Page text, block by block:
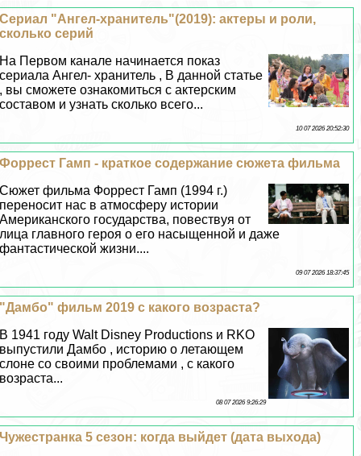
Сериал "Ангел-хранитель"(2019): актеры и роли,
сколько серий
На Первом канале начинается показ
сериала Ангел- хранитель , В данной статье
, вы сможете ознакомиться с актерским
составом и узнать сколько всего...
10 07 2026 20:52:30
Форрест Гамп - краткое содержание сюжета фильма
Сюжет фильма Форрест Гамп (1994 г.)
переносит нас в атмосферу истории
Американского государства, повествуя от
лица главного героя о его насыщенной и даже
фантастической жизни....
09 07 2026 18:37:45
"Дамбо" фильм 2019 с какого возраста?
В 1941 году Walt Disney Productions и RKO
выпустили Дамбо , историю о летающем
слоне со своими проблемами , с какого
возраста...
08 07 2026 9:26:29
Чужестранка 5 сезон: когда выйдет (дата выхода)